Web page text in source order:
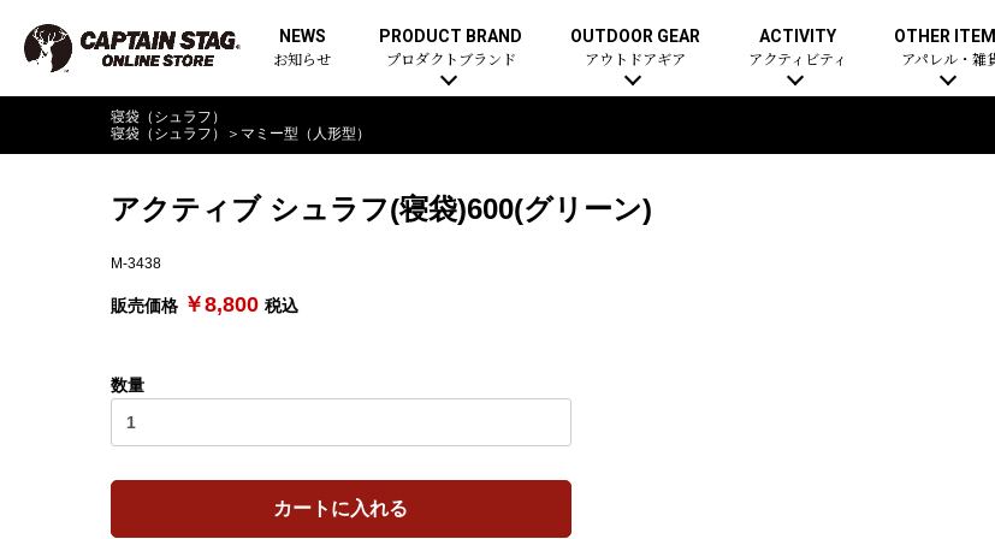
NEWS
お知らせ
PRODUCT BRAND
プロダクトブランド
OUTDOOR GEAR
アウトドアギア
ACTIVITY
アクティビティ
OTHER
アパレル・雑
寝袋（シュラフ）
寝袋（シュラフ）
＞ マミー型（人形型）
アクティブ シュラフ(寝袋)600(グリーン)
M-3438
販売価格 ￥8,800 税込
数量
カートに入れる